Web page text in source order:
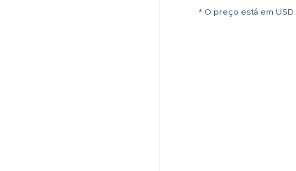
* O preço está em USD.